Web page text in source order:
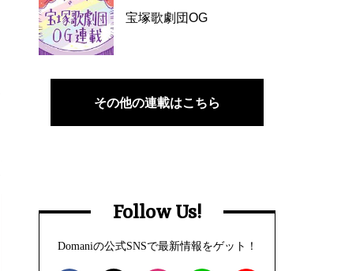
宝塚歌劇団OG
その他の連載はこちら
Follow Us!
Domaniの公式SNSで最新情報をゲット！